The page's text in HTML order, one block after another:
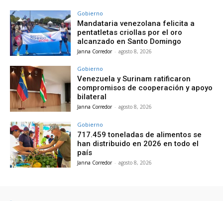
Gobierno
Mandataria venezolana felicita a
pentatletas criollas por el oro
alcanzado en Santo Domingo
Janna Corredor - agosto 8, 2026
Gobierno
Venezuela y Surinam ratificaron
compromisos de cooperación y apoyo
bilateral
Janna Corredor - agosto 8, 2026
Gobierno
717.459 toneladas de alimentos se
han distribuido en 2026 en todo el
país
Janna Corredor - agosto 8, 2026